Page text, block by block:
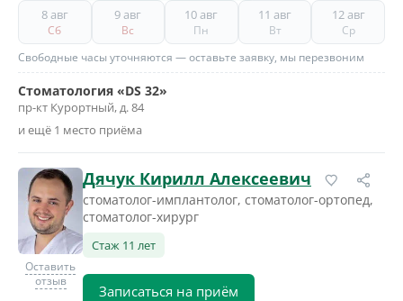
8 авг
Сб
9 авг
Вс
10 авг
Пн
11 авг
Вт
12 авг
Ср
Свободные часы уточняются — оставьте заявку, мы перезвоним
Стоматология «DS 32»
пр-кт Курортный, д. 84
и ещё 1 место приёма
Оставить
отзыв
Дячук Кирилл Алексеевич
стоматолог-имплантолог, стоматолог-ортопед,
стоматолог-хирург
Стаж 11 лет
Записаться на приём